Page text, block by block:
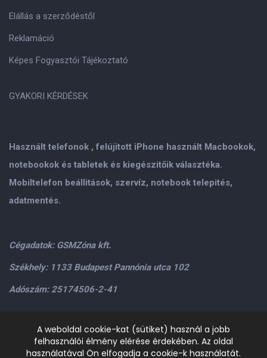
Használt telefonok , felújitott iPhone használt Macbookok,
notebookok és tabletek és kiegészitőik választéka.
Mobiltelefon beállitások, szervíz, notebook telepités,
adatmentés.
Cégadatok: GSMZóna kft.
Székhely: 1133 Budapest Pannónia utca 102
Adószám: 25174506-2-41
Személyes átvétel: GSMZóna kft. 1134.Bp. Váci út 9-15
H-P: 9.00-17.00,Szo: 9.00-13.00+36205534995+36209906363
Elállás a szerződéstől
Reklamáció
Képes Fogyasztói Tájékoztató
GYAKORI KÉRDÉSEK
A weboldal cookie-kat (sütiket) használ a jobb
felhasználói élmény elérése érdekében. Az oldal
használatával Ön elfogadja a cookie-k használatát.